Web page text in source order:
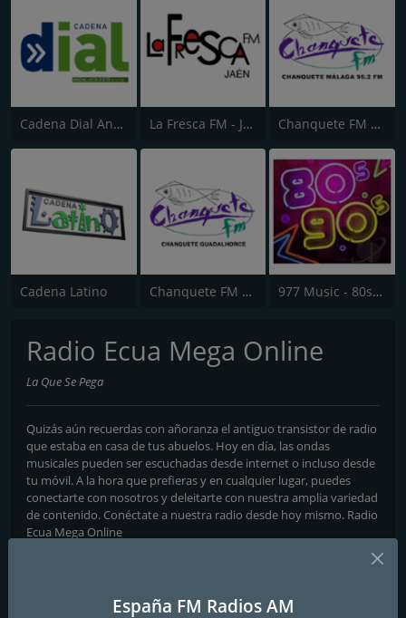
Cadena Dial Andalucía Este 91.8 La Fresca FM - Jaén Chanquete FM Costa del Sol
Cadena Latino Chanquete FM Guadalhorce 977 Music - 80s 90s Super Pop Hits
Radio Ecua Mega Online
La Que Se Pega
Quizás aún recuerdas con añoranza el antiguo transistor de radio
que estaba en casa de tus abuelos. Hoy en día, las ondas
musicales pueden ser escuchadas desde internet o incluso desde
tu móvil. A la hora que prefieras y en cualquier lugar, puedes
conectarte con nosotros y deleitarte con nuestra amplia variedad
de contenido. Conéctate a nuestra radio desde hoy mismo. Radio
Ecua Mega Online
: OnlineEspaña FM Radios AM